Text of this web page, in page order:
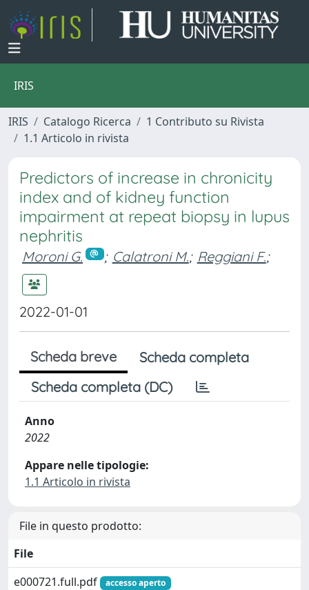
IRIS
IRIS Catalogo Ricerca
1 Contributo su Rivista
1.1 Articolo in rivista
Predictors of increase in chronicity
index and of kidney function
impairment at repeat biopsy in lupus
nephritis
Moroni G. ; Calatroni M.; Reggiani F.;
2022-01-01
Scheda breve
Scheda completa
Scheda completa (DC)
Anno
2022
Appare nelle tipologie:
1.1 Articolo in rivista
File in questo prodotto:
File
e000721.full.pdf
accesso aperto